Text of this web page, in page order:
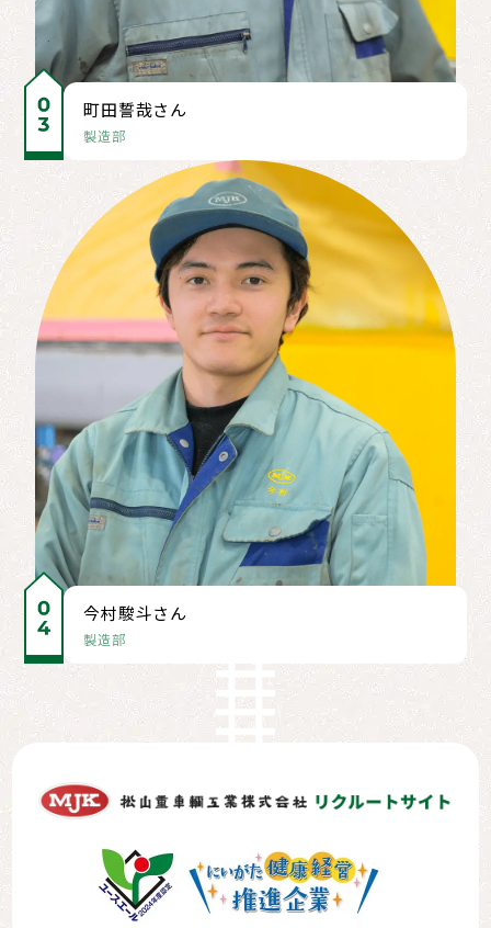
町田誓哉さん
製造部
今村駿斗さん
製造部